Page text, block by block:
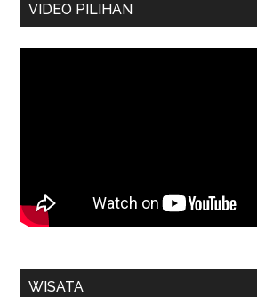
VIDEO PILIHAN
WISATA